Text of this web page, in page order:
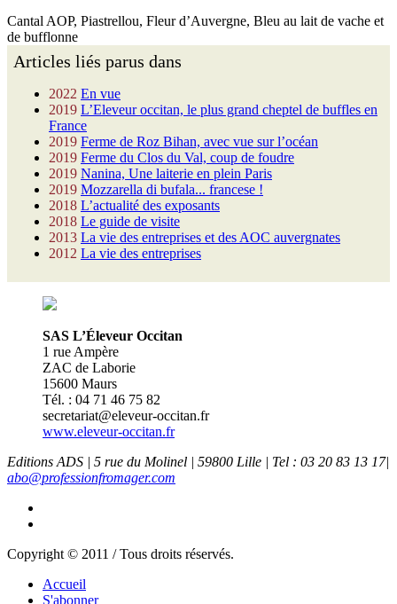
Cantal AOP, Piastrellou, Fleur d’Auvergne, Bleu au lait de vache et
de bufflonne
Articles liés parus dans
2022 En vue
2019 L’Eleveur occitan, le plus grand cheptel de buffles en
France
2019 Ferme de Roz Bihan, avec vue sur l’océan
2019 Ferme du Clos du Val, coup de foudre
2019 Nanina, Une laiterie en plein Paris
2019 Mozzarella di bufala... francese !
2018 L’actualité des exposants
2018 Le guide de visite
2013 La vie des entreprises et des AOC auvergnates
2012 La vie des entreprises
SAS L’Éleveur Occitan
1 rue Ampère
ZAC de Laborie
15600 Maurs
Tél. : 04 71 46 75 82
secretariat@eleveur-occitan.fr
www.eleveur-occitan.fr
Editions ADS | 5 rue du Molinel | 59800 Lille | Tel : 03 20 83 13 17|
abo@professionfromager.com
Copyright © 2011 / Tous droits réservés.
Accueil
S'abonner